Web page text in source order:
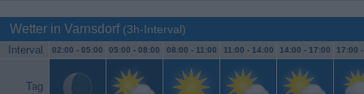
Wetter in Varnsdorf (3h-Interval)
Interval 02:00 - 05:00 05:00 - 08:00 08:00 - 11:00 11:00 - 14:00 14:00 - 17:00 17:00
Tag